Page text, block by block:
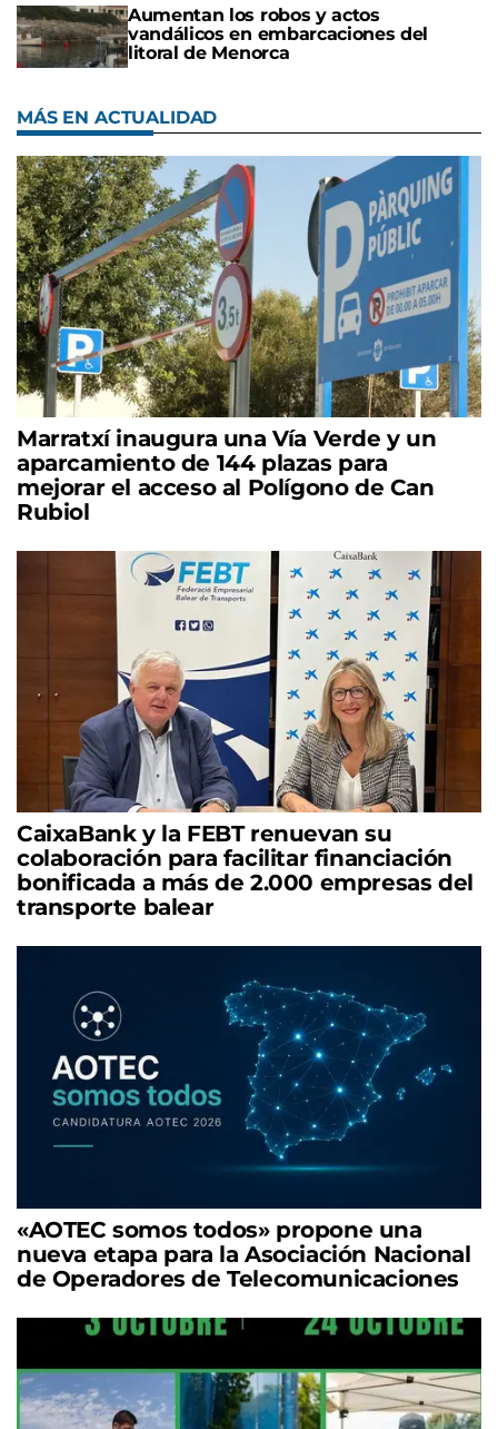
Aumentan los robos y actos
vandálicos en embarcaciones del
litoral de Menorca
MÁS EN ACTUALIDAD
Marratxí inaugura una Vía Verde y un
aparcamiento de 144 plazas para
mejorar el acceso al Polígono de Can
Rubiol
CaixaBank y la FEBT renuevan su
colaboración para facilitar financiación
bonificada a más de 2.000 empresas del
transporte balear
«AOTEC somos todos» propone una
nueva etapa para la Asociación Nacional
de Operadores de Telecomunicaciones